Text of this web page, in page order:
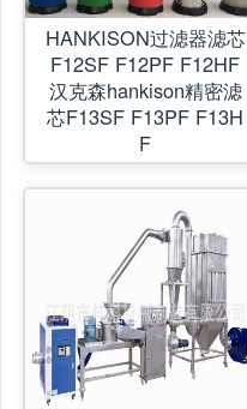
HANKISON过滤器滤芯
F12SF F12PF F12HF
汉克森hankison精密滤
芯F13SF F13PF F13H
F